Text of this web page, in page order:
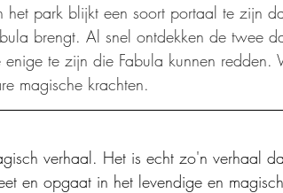
het park blijkt een soort portaal te zijn
brengt. Al snel ontdekken de twee
te zijn die Fabula kunnen redden.
magische krachten.
verhaal. Het is echt zo'n verhaal
en opgaat in het levendige en